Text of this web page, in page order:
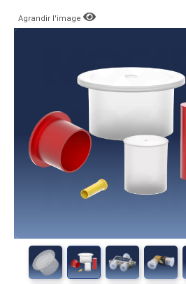
Agrandir l'image